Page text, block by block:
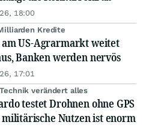
18:00
Kredite
US-Agrarmarkt weitet
Banken werden nervös
17:01
verändert alles
testet Drohnen ohne GPS
Nutzen ist enorm